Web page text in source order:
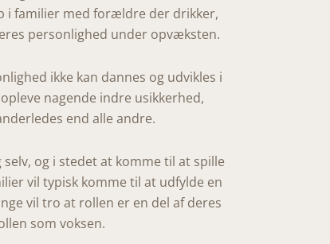
i familier med forældre der drikker,
personlighed under opvæksten.
ikke kan dannes og udvikles i
nagende indre usikkerhed,
end alle andre.
og i stedet at komme til at spille
vil typisk komme til at udfylde en
vil tro at rollen er en del af deres
som voksen.